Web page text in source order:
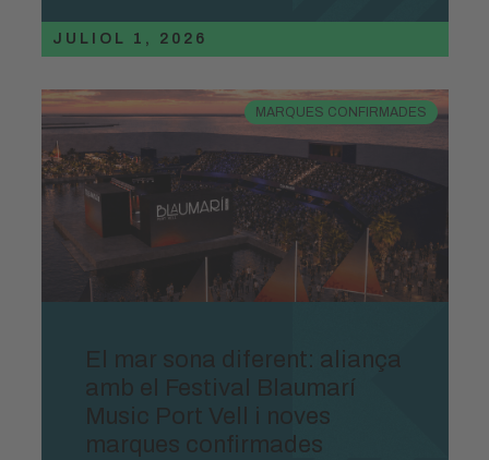
JULIOL 1, 2026
MARQUES CONFIRMADES
El mar sona diferent: aliança
amb el Festival Blaumarí
Music Port Vell i noves
marques confirmades